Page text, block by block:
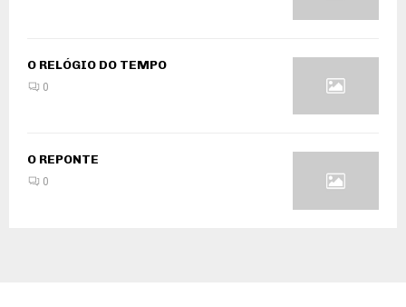
O RELÓGIO DO TEMPO
0
O REPONTE
0